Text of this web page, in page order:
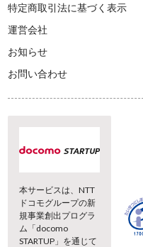
特定商取引法に基づく表示
運営会社
お知らせ
お問い合わせ
本サービスは、NTT
ドコモグループの新
規事業創出プログラ
ム「docomo
STARTUP」を通じて